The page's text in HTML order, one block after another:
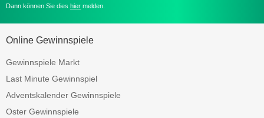
Dann können Sie dies hier melden.
Online Gewinnspiele
Gewinnspiele Markt
Last Minute Gewinnspiel
Adventskalender Gewinnspiele
Oster Gewinnspiele